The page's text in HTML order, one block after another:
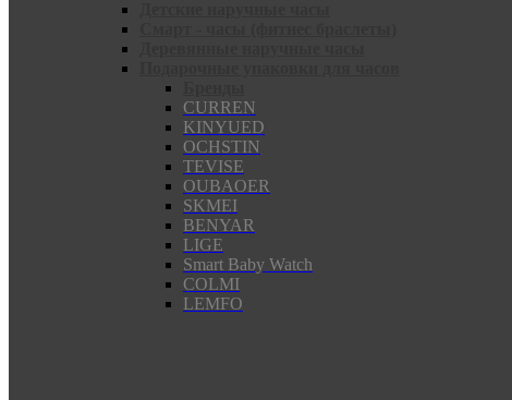
CURREN
KINYUED
OCHSTIN
TEVISE
OUBAOER
SKMEI
BENYAR
LIGE
Smart Baby Watch
COLMI
LEMFO